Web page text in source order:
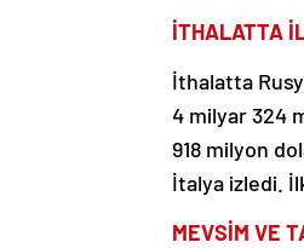
İTHALATTA
İthalatta
4 milyar 324
918 milyon
İtalya izledi.
MEVSİM VE